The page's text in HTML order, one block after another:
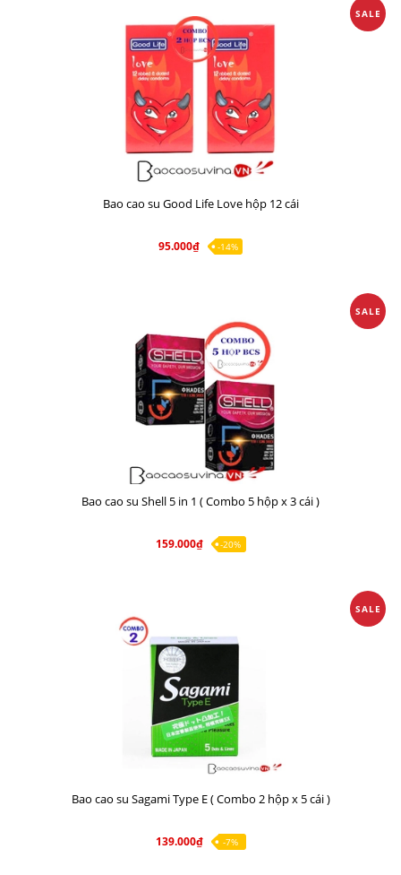
SALE
Bao cao su Good Life Love hộp 12 cái
95.000₫ -14%
SALE
Bao cao su Shell 5 in 1 ( Combo 5 hộp x 3 cái )
159.000₫ -20%
SALE
Bao cao su Sagami Type E ( Combo 2 hộp x 5 cái )
139.000₫ -7%